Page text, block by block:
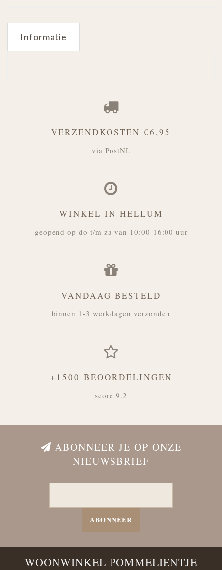
Informatie
VERZENDKOSTEN €6,95
via PostNL
WINKEL IN HELLUM
geopend op do t/m za van 10:00-16:00 uur
VANDAAG BESTELD
binnen 1-3 werkdagen verzonden
+1500 BEOORDELINGEN
score 9.2
ABONNEER JE OP ONZE
NIEUWSBRIEF
ABONNEER
WOONWINKEL POMMELIENTJE